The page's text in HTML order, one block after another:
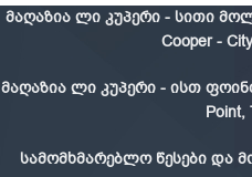
მაღაზია ლი კუპერი - სითი
Cooper -
მაღაზია ლი კუპერი - ისთ
Point,
სამომხმარებლო წესები და